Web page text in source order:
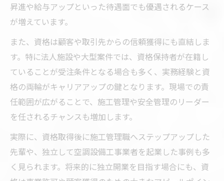
昇進や給与アップといった待遇面でも優遇されるケース
が増えています。
また、資格は顧客や取引先からの信頼獲得にも直結しま
す。特に法人施設や大型案件では、資格保持者が在籍し
ていることが受注条件となる場合も多く、実務経験と資
格の両輪がキャリアアップの鍵となります。現場での責
任範囲が広がることで、施工管理や安全管理のリーダー
を任されるチャンスも増加します。
実際に、資格取得後に施工管理職へステップアップした
先輩や、独立して空調設備工事業者を起業した事例も多
く見られます。将来的に独立開業を目指す場合にも、資